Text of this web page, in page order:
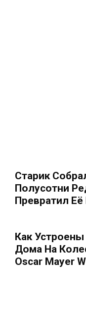
Старик
Полусотни
Превратил
Как
Дома На
Oscar Mayer